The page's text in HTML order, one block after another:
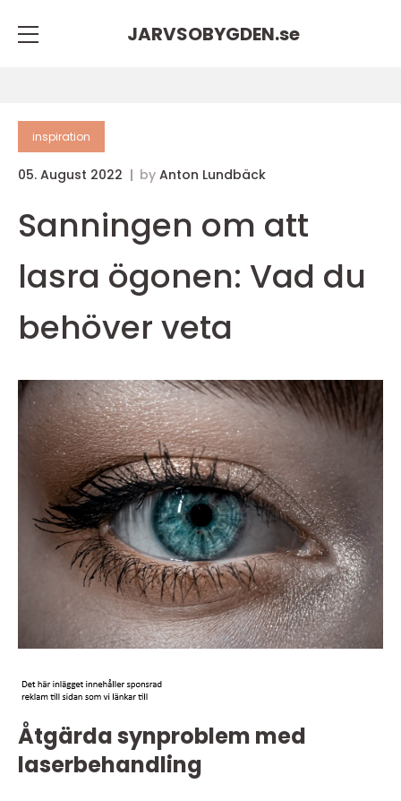
JARVSOBYGDEN.se
inspiration
05. August 2022 by Anton Lundbäck
Sanningen om att
lasra ögonen: Vad du
behöver veta
Åtgärda synproblem med
laserbehandling